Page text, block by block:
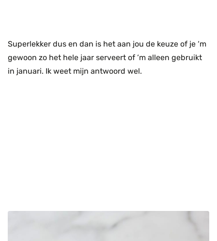
Superlekker dus en dan is het aan jou de keuze of je ‘m
gewoon zo het hele jaar serveert of ‘m alleen gebruikt
in januari. Ik weet mijn antwoord wel.